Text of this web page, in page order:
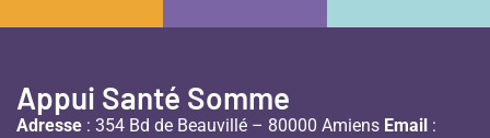
Appui Santé Somme
Adresse : 354 Bd de Beauvillé – 80000 Amiens Email :